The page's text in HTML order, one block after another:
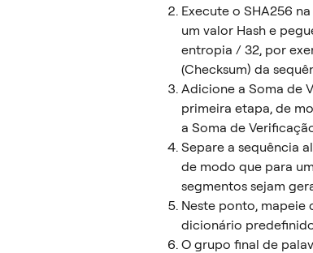
Execute o SHA256
um valor Hash e
entropia / 32, por
(Checksum) da
Adicione a Soma de
primeira etapa, de
a Soma de
Separe a sequência
de modo que para
segmentos sejam
Neste ponto, mapeie
dicionário
O grupo final de